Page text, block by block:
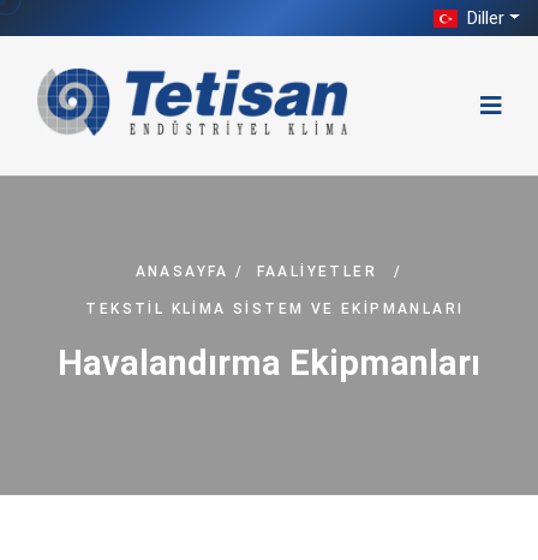
Diller
ANASAYFA / FAALIYETLER /
TEKSTIL KLIMA SISTEM VE EKIPMANLARI
Havalandırma Ekipmanları